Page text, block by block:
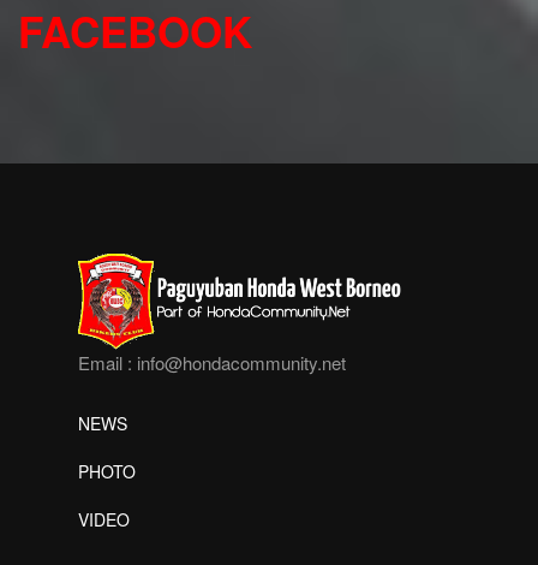
FACEBOOK
Email : info@hondacommunity.net
NEWS
PHOTO
VIDEO